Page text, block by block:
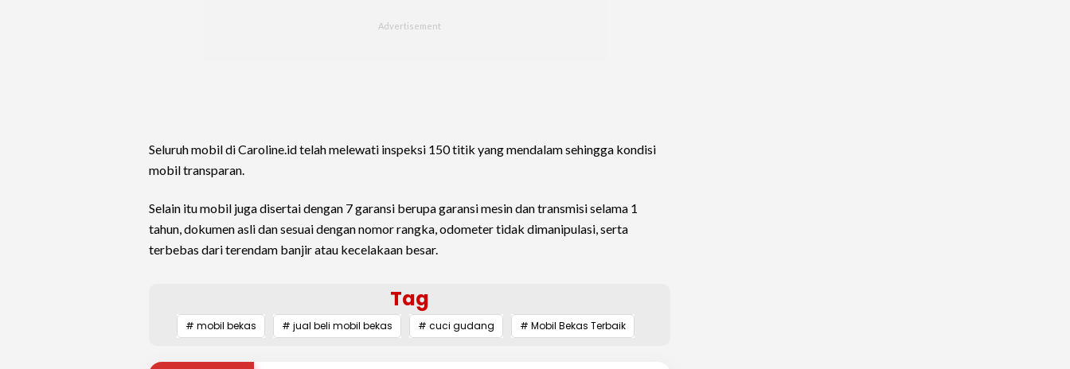
Seluruh mobil di Caroline.id telah melewati inspeksi 150 titik yang mendalam sehingga kondisi
mobil transparan.
Selain itu mobil juga disertai dengan 7 garansi berupa garansi mesin dan transmisi selama 1
tahun, dokumen asli dan sesuai dengan nomor rangka, odometer tidak dimanipulasi, serta
terbebas dari terendam banjir atau kecelakaan besar.
Tag
# mobil bekas # jual beli mobil bekas # cuci gudang # Mobil Bekas Terbaik